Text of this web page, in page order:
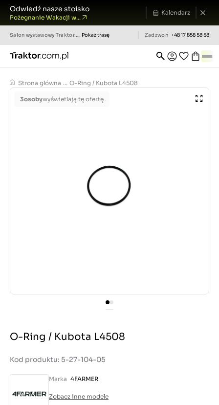
Odwiedź nasze stoisko
Pożegnanie Wakacji w...
Kalendarz
Salon wystawowy Traktor.com.pl Pokaż trasę Zadzwoń +48 17 858 58 58
Strona główna ... O-Ring / Kubota L4508
3osobywyświetlają tę ofertę
O-Ring / Kubota L4508
Kod produktu: 5-27-104-05
Marka 4FARMER
Zobacz inne modele